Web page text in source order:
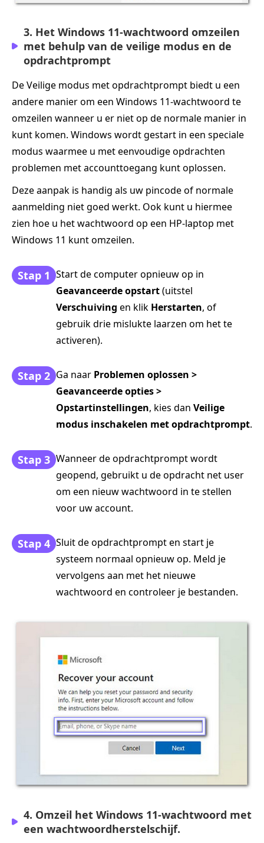
3. Het Windows 11-wachtwoord omzeilen
met behulp van de veilige modus en de
opdrachtprompt
De Veilige modus met opdrachtprompt biedt u een
andere manier om een Windows 11-wachtwoord te
omzeilen wanneer u er niet op de normale manier in
kunt komen. Windows wordt gestart in een speciale
modus waarmee u met eenvoudige opdrachten
problemen met accounttoegang kunt oplossen.
Deze aanpak is handig als uw pincode of normale
aanmelding niet goed werkt. Ook kunt u hiermee
zien hoe u het wachtwoord op een HP-laptop met
Windows 11 kunt omzeilen.
Stap 1 Start de computer opnieuw op in
Geavanceerde opstart(uitstel
Verschuiving en klik Herstarten, of
gebruik drie mislukte laarzen om het te
activeren).
Stap 2 Ga naar Problemen oplossen >
Geavanceerde opties >
Opstartinstellingen, kies dan Veilige
modus inschakelen met opdrachtprompt.
Stap 3 Wanneer de opdrachtprompt wordt
geopend, gebruikt u de opdracht net user
om een nieuw wachtwoord in te stellen
voor uw account.
Stap 4 Sluit de opdrachtprompt en start je
systeem normaal opnieuw op. Meld je
vervolgens aan met het nieuwe
wachtwoord en controleer je bestanden.
4. Omzeil het Windows 11-wachtwoord met
een wachtwoordherstelschijf.